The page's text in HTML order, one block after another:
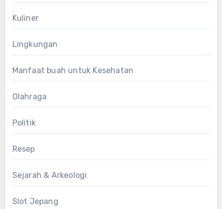
Kuliner
Lingkungan
Manfaat buah untuk Kesehatan
Olahraga
Politik
Resep
Sejarah & Arkeologi
Slot Jepang